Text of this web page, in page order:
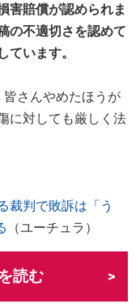
害賠償が認められま
の不適切さを認めて
います。
皆さんやめたほうが
に対しても厳しく法
裁判で敗訴は「う
（ユーチュラ）
読む